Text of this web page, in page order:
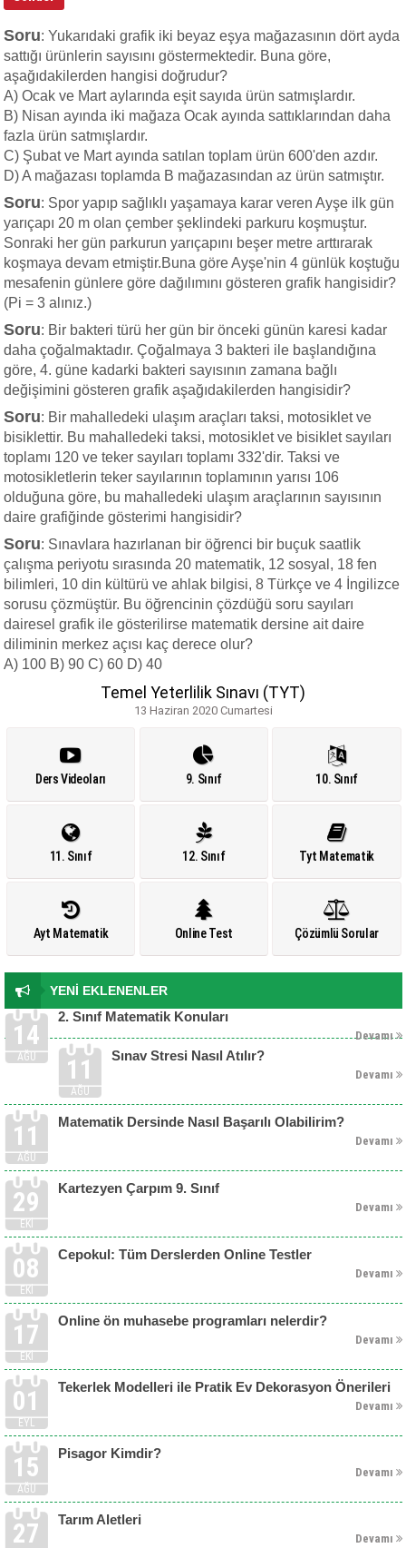
Soru: Yukarıdaki grafik iki beyaz eşya mağazasının dört ayda
sattığı ürünlerin sayısını göstermektedir. Buna göre,
aşağıdakilerden hangisi doğrudur?
A) Ocak ve Mart aylarında eşit sayıda ürün satmışlardır.
B) Nisan ayında iki mağaza Ocak ayında sattıklarından daha
fazla ürün satmışlardır.
C) Şubat ve Mart ayında satılan toplam ürün 600'den azdır.
D) A mağazası toplamda B mağazasından az ürün satmıştır.
Soru: Spor yapıp sağlıklı yaşamaya karar veren Ayşe ilk gün
yarıçapı 20 m olan çember şeklindeki parkuru koşmuştur.
Sonraki her gün parkurun yarıçapını beşer metre arttırarak
koşmaya devam etmiştir.Buna göre Ayşe'nin 4 günlük koştuğu
mesafenin günlere göre dağılımını gösteren grafik hangisidir?
(Pi = 3 alınız.)
Soru: Bir bakteri türü her gün bir önceki günün karesi kadar
daha çoğalmaktadır. Çoğalmaya 3 bakteri ile başlandığına
göre, 4. güne kadarki bakteri sayısının zamana bağlı
değişimini gösteren grafik aşağıdakilerden hangisidir?
Soru: Bir mahalledeki ulaşım araçları taksi, motosiklet ve
bisiklettir. Bu mahalledeki taksi, motosiklet ve bisiklet sayıları
toplamı 120 ve teker sayıları toplamı 332'dir. Taksi ve
motosikletlerin teker sayılarının toplamının yarısı 106
olduğuna göre, bu mahalledeki ulaşım araçlarının sayısının
daire grafiğinde gösterimi hangisidir?
Soru: Sınavlara hazırlanan bir öğrenci bir buçuk saatlik
çalışma periyotu sırasında 20 matematik, 12 sosyal, 18 fen
bilimleri, 10 din kültürü ve ahlak bilgisi, 8 Türkçe ve 4 İngilizce
sorusu çözmüştür. Bu öğrencinin çözdüğü soru sayıları
dairesel grafik ile gösterilirse matematik dersine ait daire
diliminin merkez açısı kaç derece olur?
A) 100 B) 90 C) 60 D) 40
Temel Yeterlilik Sınavı (TYT)
13 Haziran 2020 Cumartesi
Ders Videoları 9. Sınıf 10. Sınıf
11. Sınıf 12. Sınıf Tyt Matematik
Ayt Matematik Online Test Çözümlü Sorular
YENİ EKLENENLER
14
AĞU
2. Sınıf Matematik Konuları
Devamı
11
AĞU
Sınav Stresi Nasıl Atılır?
Devamı
11
AĞU
Matematik Dersinde Nasıl Başarılı Olabilirim?
Devamı
29
EKI
Kartezyen Çarpım 9. Sınıf
Devamı
08
EKI
Cepokul: Tüm Derslerden Online Testler
Devamı
17
EKI
Online ön muhasebe programları nelerdir?
Devamı
01
EYL
Tekerlek Modelleri ile Pratik Ev Dekorasyon Önerileri
Devamı
15
AĞU
Pisagor Kimdir?
Devamı
27 Tarım Aletleri
Devamı